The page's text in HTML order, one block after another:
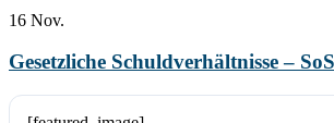
16 Nov.
Gesetzliche Schuldverhältnisse –